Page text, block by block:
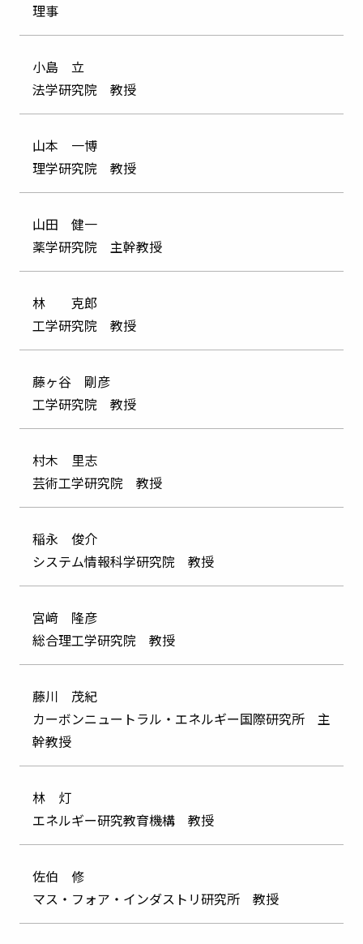
理事
小島 立
法学研究院 教授
山本 一博
理学研究院 教授
山田 健一
薬学研究院 主幹教授
林 克郎
工学研究院 教授
藤ヶ谷 剛彦
工学研究院 教授
村木 里志
芸術工学研究院 教授
稲永 俊介
システム情報科学研究院 教授
宮﨑 隆彦
総合理工学研究院 教授
藤川 茂紀
カーボンニュートラル・エネルギー国際研究所 主
幹教授
林 灯
エネルギー研究教育機構 教授
佐伯 修
マス・フォア・インダストリ研究所 教授